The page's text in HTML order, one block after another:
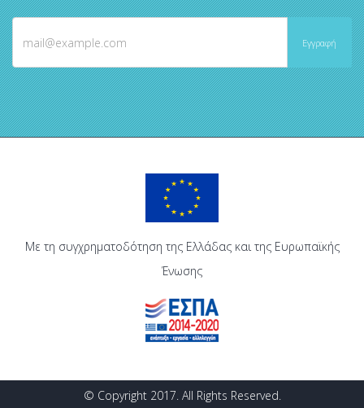
Με τη συγχρηματοδότηση της Ελλάδας και της Ευρωπαϊκής
Ένωσης
© Copyright 2017. All Rights Reserved.